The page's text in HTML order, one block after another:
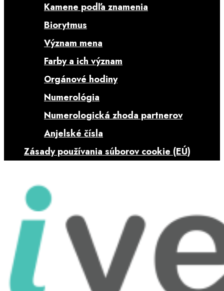
Kamene podľa znamenia
Biorytmus
Význam mena
Farby a ich význam
Orgánové hodiny
Numerológia
Numerologická zhoda partnerov
Anjelské čísla
Zásady používania súborov cookie (EÚ)